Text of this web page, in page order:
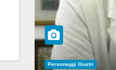
Personaggi Illustri